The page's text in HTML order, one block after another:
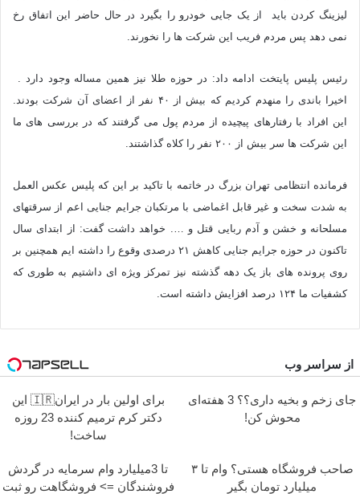
لیزینگ کردن باید از یک جایی خودرو را بگیرد در حال حاضر این اتفاق رخ
نمی دهد پس مردم فریب این شرکت ها را نخورند.
رئیس پلیس پایتخت ادامه داد: در حوزه طلا نیز همین مساله وجود دارد .
اخیرا باندی را منهدم کردیم که بیش از ۴۰ نفر از اعضای آن شرکت بودند.
این افراد با رفتارهای پیچیده از مردم پول می گرفتند که در بررسی های ما
این شرکت ها سر بیش از ۲۰۰ نفر را کلاه گذاشتند.
فرمانده انتظامی تهران بزرگ در خاتمه با تاکید بر این که پلیس عکس العمل
به شدت سخت و غیر قابل اغماضی با مرتکبان جرایم جنایی اعم از سرقتهای
مسلحانه و خشن و آدم ربایی قتل و …. خواهد داشت گفت: از ابتدای سال
تاکنون در حوزه جرایم جنایی کاهش ۲۱ درصدی وقوع را داشته ایم همچنین بر
روی پرونده های باز یک دهه گذشته نیز تمرکز ویژه ای داشتیم به طوری که
کشفیات ما ۱۲۴ درصد افزایش داشته است.
از سراسر وب
جای زخم و بخیه داری؟؟ 3 هفته‌ای
محوش کن!
برای اولین بار در ایران🇮🇷 این
دکتر کرم ترمیم کننده 23 روزه
ساخت!
صاحب فروشگاه هستی؟ وام تا ۳
میلیارد تومان بگیر
تا 3میلیارد وام سرمایه در گردش
فروشندگان => فروشگاهت رو ثبت